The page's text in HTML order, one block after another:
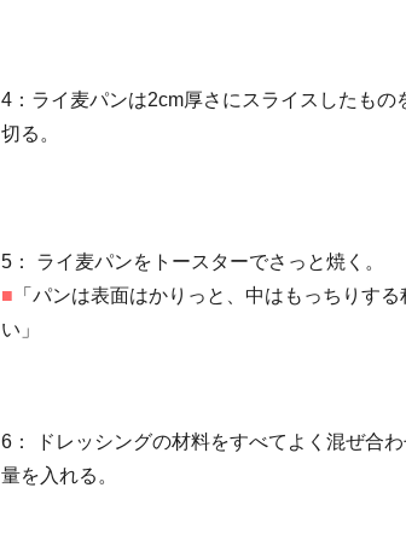
4： ライ麦パンは2cm厚さにスライスしたもの
切る。
5：
ライ麦パンをトースターでさっと焼く。
■ 「パンは表面はかりっと、中はもっちりす
い」
6：
ドレッシングの材料をすべてよく混ぜ合
量を入れる。